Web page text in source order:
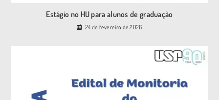
Estágio no HU para alunos de graduação
24 de fevereiro de 2026